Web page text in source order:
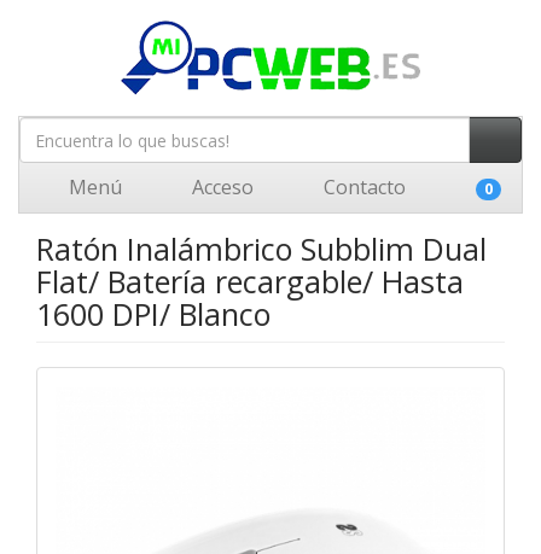
Menú Acceso Contacto 0
Ratón Inalámbrico Subblim Dual
Flat/ Batería recargable/ Hasta
1600 DPI/ Blanco